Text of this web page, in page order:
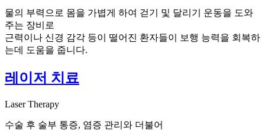
물의 부력으로 몸을 가볍게 하여 걷기 및 달리기 운동을 도와
주는 장비로
근력이나 신경 감각 등이 떨어진 환자들이 보행 능력을 회복하
는데 도움을 줍니다.
레이저 치료
Laser Therapy
수술 후 술부 통증, 염증 관리와 더불어